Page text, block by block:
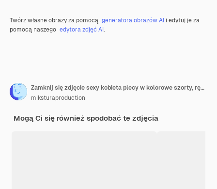
Twórz własne obrazy za pomocą generatora obrazów AI i edytuj je za
pomocą naszego edytora zdjęć AI.
Zamknij się zdjęcie sexy kobieta plecy w kolorowe szorty, ręce w kieszeniach
miksturaproduction
Mogą Ci się również spodobać te zdjęcia